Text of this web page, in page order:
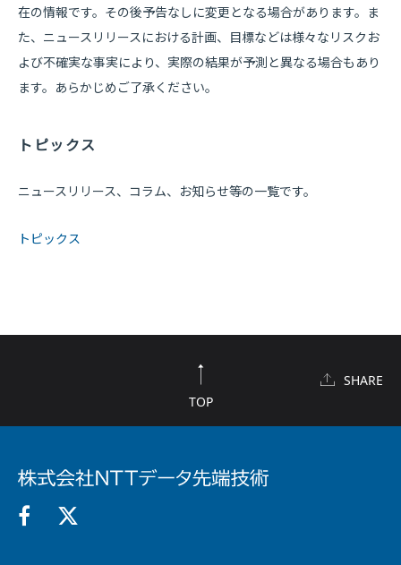
在の情報です。その後予告なしに変更となる場合があります。ま
た、ニュースリリースにおける計画、目標などは様々なリスクお
よび不確実な事実により、実際の結果が予測と異なる場合もあり
ます。あらかじめご了承ください。
トピックス
ニュースリリース、コラム、お知らせ等の一覧です。
トピックス
TOP
SHARE